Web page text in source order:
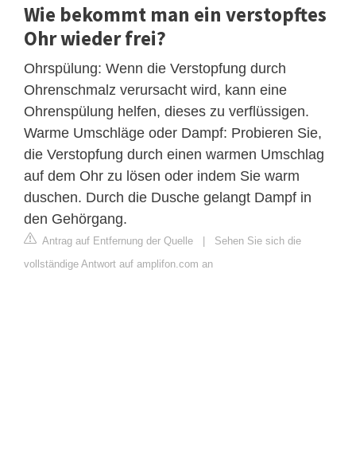
Wie bekommt man ein verstopftes
Ohr wieder frei?
Ohrspülung: Wenn die Verstopfung durch
Ohrenschmalz verursacht wird, kann eine
Ohrenspülung helfen, dieses zu verflüssigen.
Warme Umschläge oder Dampf: Probieren Sie,
die Verstopfung durch einen warmen Umschlag
auf dem Ohr zu lösen oder indem Sie warm
duschen. Durch die Dusche gelangt Dampf in
den Gehörgang.
Antrag auf Entfernung der Quelle | Sehen Sie sich die
vollständige Antwort auf amplifon.com an